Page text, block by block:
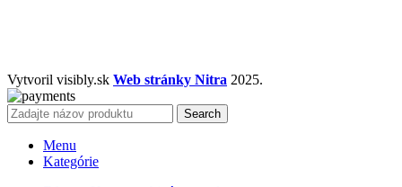
Vytvoril visibly.sk Web stránky Nitra 2025.
Search
Menu
Kategórie